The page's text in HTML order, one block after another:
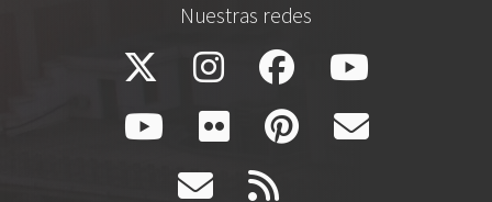
Nuestras redes